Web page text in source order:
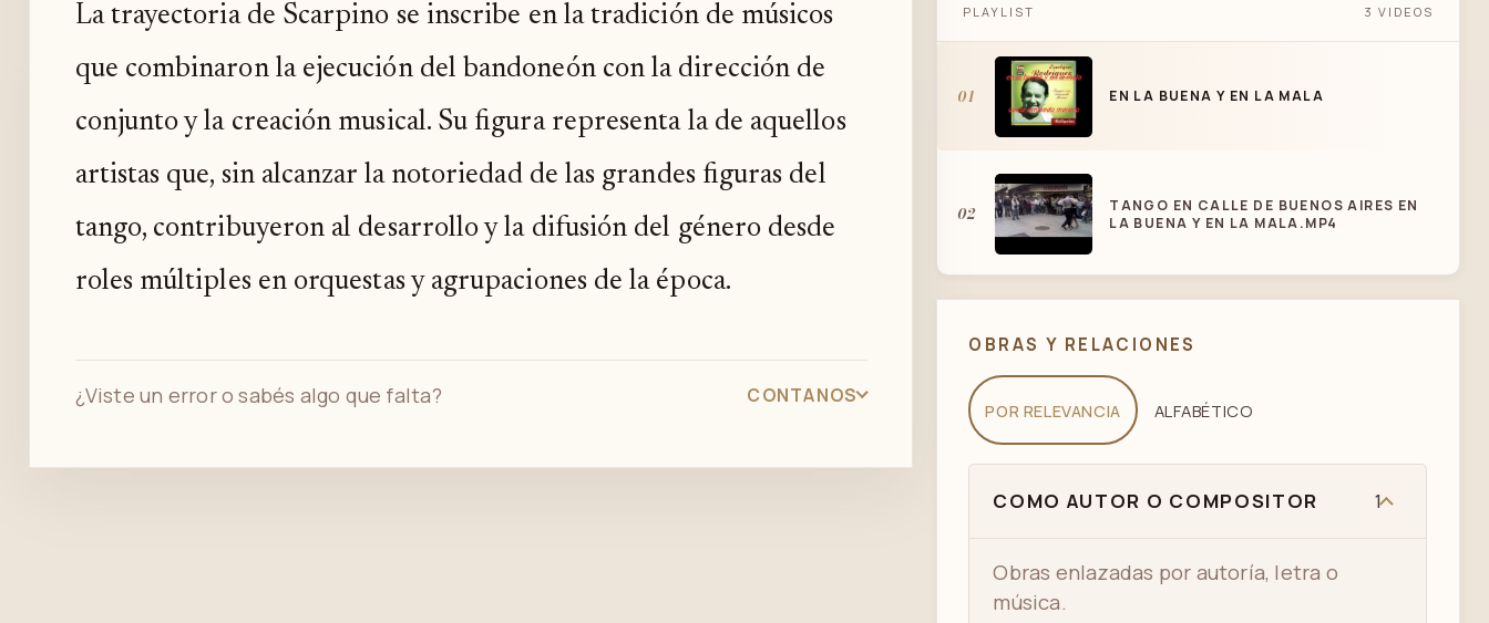
La trayectoria de Scarpino se inscribe en la tradición de músicos
que combinaron la ejecución del bandoneón con la dirección de
conjunto y la creación musical. Su figura representa la de aquellos
artistas que, sin alcanzar la notoriedad de las grandes figuras del
tango, contribuyeron al desarrollo y la difusión del género desde
roles múltiples en orquestas y agrupaciones de la época.
¿Viste un error o sabés algo que falta? CONTANOS
PLAYLIST 3 VIDEOS
01 EN LA BUENA Y EN LA MALA
02
TANGO EN CALLE DE BUENOS AIRES EN
LA BUENA Y EN LA MALA.MP4
INTERNATIONAL TANGO GREECE
OBRAS Y RELACIONES
POR RELEVANCIA ALFABÉTICO
COMO AUTOR O COMPOSITOR 1
Obras enlazadas por autoría, letra o
música.